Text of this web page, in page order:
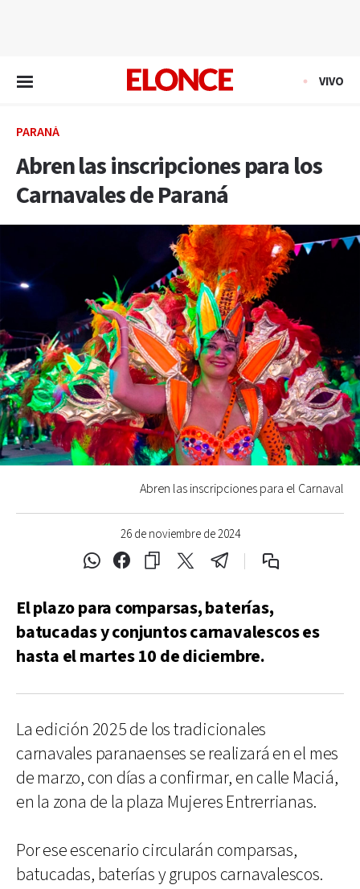
VIVO
PARANÁ
Abren las inscripciones para los
Carnavales de Paraná
26 de noviembre de 2024
Abren las inscripciones para el Carnaval
El plazo para comparsas, baterías,
batucadas y conjuntos carnavalescos es
hasta el martes 10 de diciembre.
La edición 2025 de los tradicionales
carnavales paranaenses se realizará en el mes
de marzo, con días a confirmar, en calle Maciá,
en la zona de la plaza Mujeres Entrerrianas.
Por ese escenario circularán comparsas,
batucadas, baterías y grupos carnavalescos.